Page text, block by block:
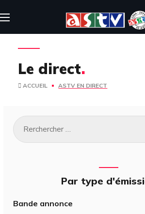
Le direct.
ACCUEIL ASTV EN DIRECT
Par type
Bande annonce